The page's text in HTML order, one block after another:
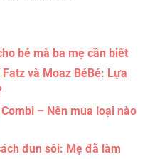
bé mà ba mẹ cần biết
và Moaz BéBé: Lựa
– Nên mua loại nào
đun sôi: Mẹ đã làm